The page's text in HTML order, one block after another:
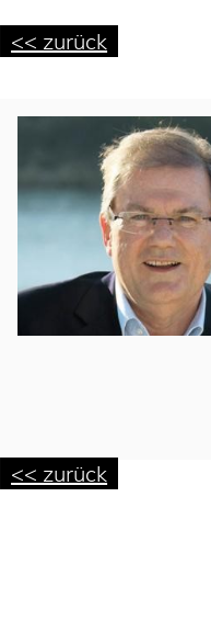
<< zurück
<< zurück